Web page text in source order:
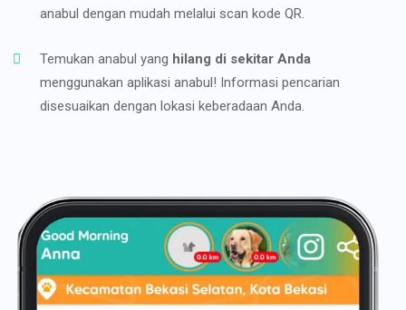
anabul dengan mudah melalui scan kode QR.
Temukan anabul yang hilang di sekitar Anda
menggunakan aplikasi anabul! Informasi pencarian
disesuaikan dengan lokasi keberadaan Anda.